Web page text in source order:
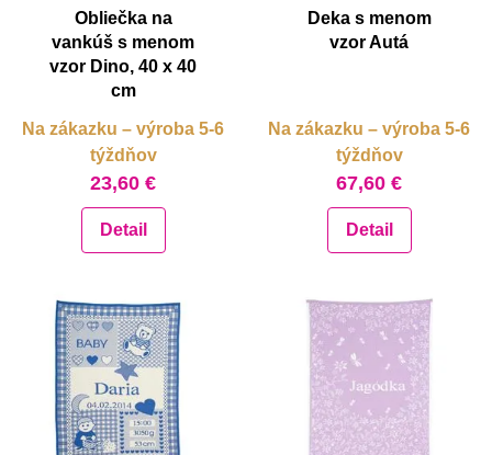
Obliečka na
vankúš s menom
vzor Dino, 40 x 40
cm
Na zákazku – výroba 5-6
týždňov
23,60 €
Detail
Deka s menom
vzor Autá
Na zákazku – výroba 5-6
týždňov
67,60 €
Detail